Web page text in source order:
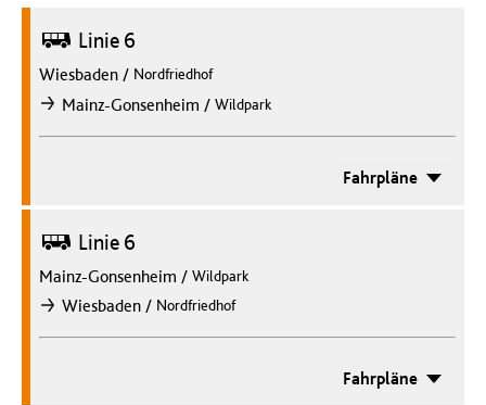
Bus Linie 6
Wiesbaden / Nordfriedhof
nachMainz-Gonsenheim / Wildpark
Fahrpläne
Bus Linie 6
Mainz-Gonsenheim / Wildpark
nachWiesbaden / Nordfriedhof
Fahrpläne